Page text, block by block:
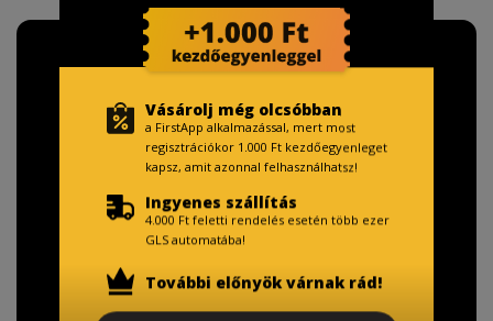
Vásárolj még olcsóbban
a FirstApp alkalmazással, mert most
regisztrációkor 1.000 Ft kezdőegyenleget
kapsz, amit azonnal felhasználhatsz!
Ingyenes szállítás
4.000 Ft feletti rendelés esetén több ezer
GLS automatába!
További előnyök várnak rád!